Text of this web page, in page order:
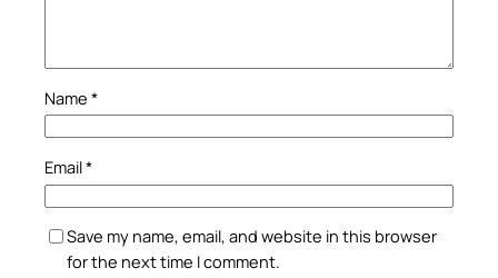
Name *
Email*
Save my name, email, and website in this browser
for the next time I comment.